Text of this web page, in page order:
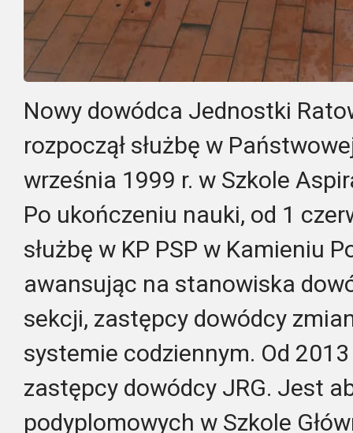
Nowy dowódca Jednostki
rozpoczął służbę w
września 1999 r. w Szkole
Po ukończeniu nauki, od 1
służbę w KP PSP w Kamieniu
awansując na stanowiska
sekcji, zastępcy dowódcy
systemie codziennym. Od
zastępcy dowódcy JRG. Jest
podyplomowych w Szkole